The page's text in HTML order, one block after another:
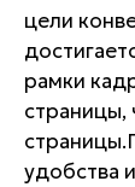
цели
рамки
страницы,
удобства